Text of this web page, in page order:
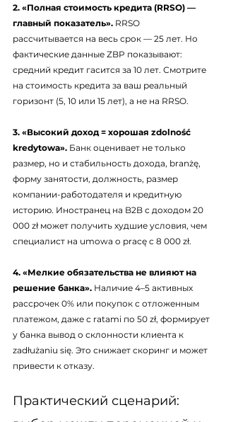
2. «Полная стоимость кредита (RRSO) —
главный показатель». RRSO
рассчитывается на весь срок — 25 лет. Но
фактические данные ZBP показывают:
средний кредит гасится за 10 лет. Смотрите
на стоимость кредита за ваш реальный
горизонт (5, 10 или 15 лет), а не на RRSO.
3. «Высокий доход = хорошая zdolność
kredytowa». Банк оценивает не только
размер, но и стабильность дохода, branżę,
форму занятости, должность, размер
компании-работодателя и кредитную
историю. Иностранец на B2B с доходом 20
000 zł может получить худшие условия, чем
специалист на umowa o pracę с 8 000 zł.
4. «Мелкие обязательства не влияют на
решение банка». Наличие 4–5 активных
рассрочек 0% или покупок с отложенным
платежом, даже с ratami по 50 zł, формирует
у банка вывод о склонности клиента к
zadłużaniu się. Это снижает скоринг и может
привести к отказу.
Практический сценарий: